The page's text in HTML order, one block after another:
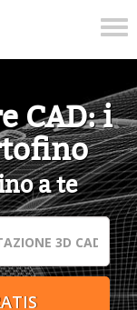
CAD: i
a te